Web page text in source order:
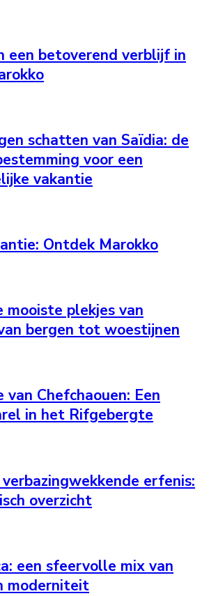
een betoverend verblijf in
schatten van Saïdia: de
voor een
vakantie
Ontdek Marokko
mooiste plekjes van
bergen tot woestijnen
van Chefchaouen: Een
in het Rifgebergte
verbazingwekkende erfenis:
overzicht
een sfeervolle mix van
moderniteit